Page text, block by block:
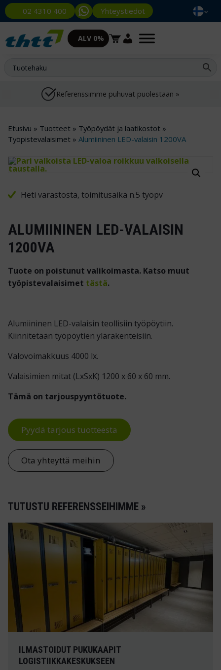
02 4310 400 Yhteystiedot
ALV 0%
Referenssimme puhuvat puolestaan »
Etusivu » Tuotteet » Työpöydät ja laatikostot »
Työpistevalaisimet » Alumiininen LED-valaisin 1200VA
Heti varastosta, toimitusaika n.5 työpv
ALUMIININEN LED-VALAISIN
1200VA
Tuote on poistunut valikoimasta. Katso muut
työpistevalaisimet tästä.
Alumiininen LED-valaisin teollisiin työpöytiin.
Kiinnitetään työpöytien ylärakenteisiin.
Valovoimakkuus 4000 lx.
Valaisimien mitat (LxSxK) 1200 x 60 x 60 mm.
Tämä on tarjouspyyntötuote.
Pyydä tarjous tuotteesta
Ota yhteyttä meihin
TUTUSTU REFERENSSEIHIMME »
ILMASTOIDUT PUKUKAAPIT
LOGISTIIKKAKESKUKSEEN